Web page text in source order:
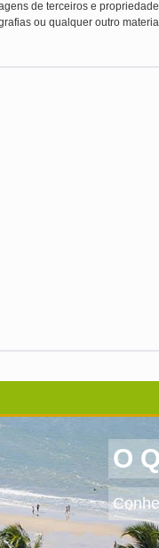
de terceiros e
ou qualquer outro
O